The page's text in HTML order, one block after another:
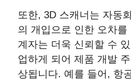
또한, 3D 스캐너는 자동
의 개입으로 인한 오차
계자는 더욱 신뢰할 수
업하게 되어 제품 개발
상됩니다. 예를 들어, 항